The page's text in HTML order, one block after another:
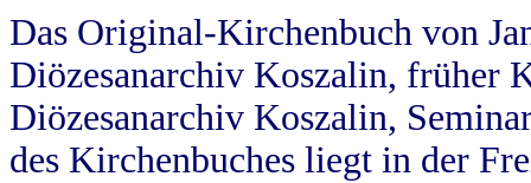
Das Original-Kirchenbuch von
Diözesanarchiv Koszalin, früher
Diözesanarchiv Koszalin,
des Kirchenbuches liegt in der